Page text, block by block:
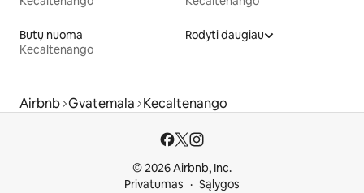
Butų nuoma
Kecaltenango
Rodyti daugiau
Airbnb Gvatemala Kecaltenango
© 2026 Airbnb, Inc.
Privatumas
Sąlygos